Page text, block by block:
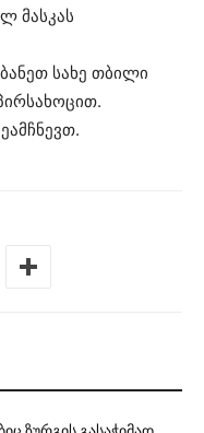
მასკას
სახე თბილი